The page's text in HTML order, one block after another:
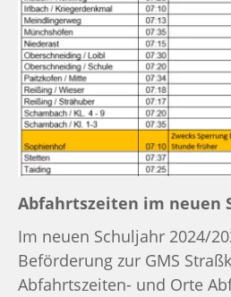
Abfahrtszeiten im neuen
Im neuen Schuljahr 2024/
Beförderung zur GMS
Abfahrtszeiten- und Orte